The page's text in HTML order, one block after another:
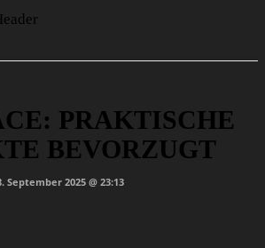
PRAKTISCHE
BEVORZUGT
September 2025 @ 23:13